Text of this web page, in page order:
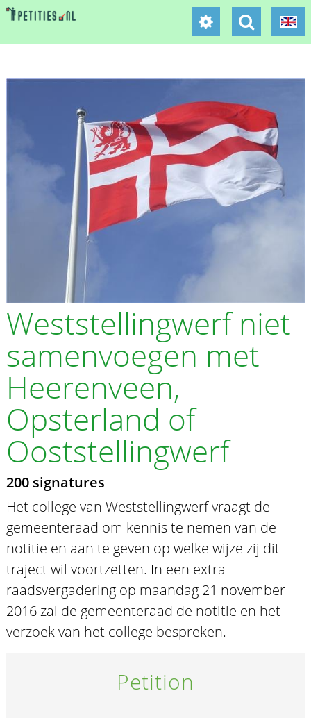
Weststellingwerf niet
samenvoegen met
Heerenveen,
Opsterland of
Ooststellingwerf
200 signatures
Het college van Weststellingwerf vraagt de
gemeenteraad om kennis te nemen van de
notitie en aan te geven op welke wijze zij dit
traject wil voortzetten. In een extra
raadsvergadering op maandag 21 november
2016 zal de gemeenteraad de notitie en het
verzoek van het college bespreken.
Petition